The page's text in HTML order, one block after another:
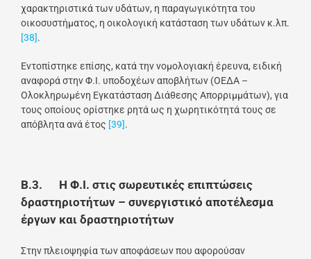
χαρακτηριστικά των υδάτων, η παραγωγικότητα του
οικοσυστήματος, η οικολογική κατάσταση των υδάτων κ.λπ.
[38].
Εντοπίστηκε επίσης, κατά την νομολογιακή έρευνα, ειδική
αναφορά στην Φ.Ι. υποδοχέων αποβλήτων (ΟΕΔΑ –
Ολοκληρωμένη Εγκατάσταση Διάθεσης Απορριμμάτων), για
τους οποίους ορίστηκε ρητά ως η χωρητικότητά τους σε
απόβλητα ανά έτος [39].
Β.3. Η Φ.Ι. στις σωρευτικές επιπτώσεις
δραστηριοτήτων – συνεργιστικό αποτέλεσμα
έργων και δραστηριοτήτων
Στην πλειοψηφία των αποφάσεων που αφορούσαν